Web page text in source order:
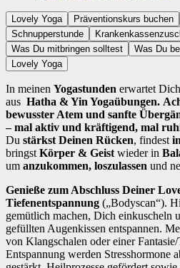
Lovely Yoga Präventionskurs buchen
Schnupperstunde
Was Du mitbringen solltest
Was Du
Lovely Yoga
In meinen Yogastunden erwartet
aus Hatha & Yin Yogaübungen. A
bewusster Atem und sanfte
– mal aktiv und kräftigend, mal
Du stärkst Deinen Rücken, findest
bringst Körper & Geist wieder in
um anzukommen, loszulassen und
Genieße zum Abschluss Deiner
Tiefenentspannung („Bodyscan“).
gemütlich machen, Dich einkuscheln
gefüllten Augenkissen entspannen.
von Klangschalen oder einer
Entspannung werden Stresshormone